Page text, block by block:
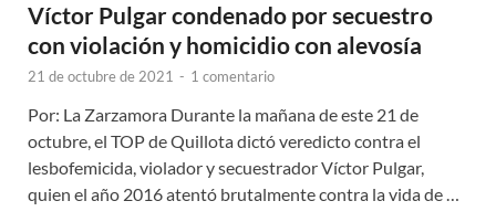
Víctor Pulgar condenado por secuestro
con violación y homicidio con alevosía
21 de octubre de 2021 - 1 comentario
Por: La Zarzamora Durante la mañana de este 21 de
octubre, el TOP de Quillota dictó veredicto contra el
lesbofemicida, violador y secuestrador Víctor Pulgar,
quien el año 2016 atentó brutalmente contra la vida de …